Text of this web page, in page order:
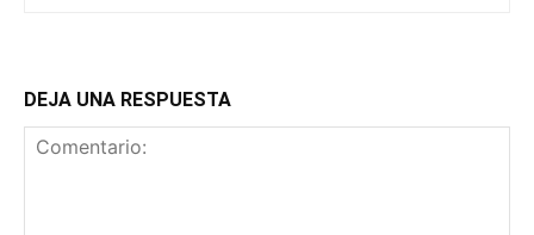
DEJA UNA RESPUESTA